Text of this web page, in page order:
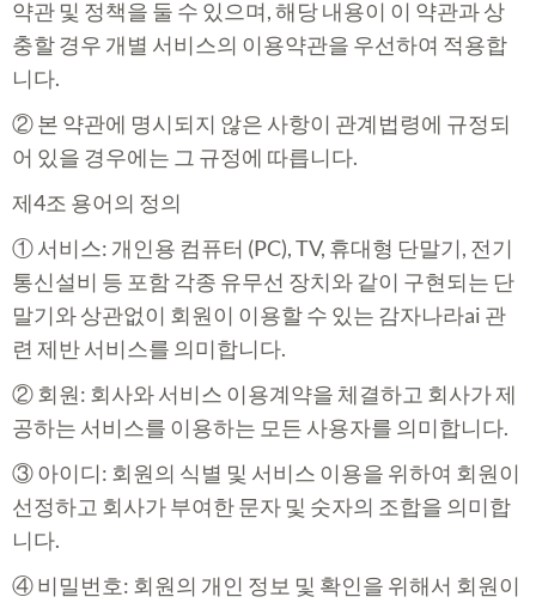
약관 및 정책을 둘 수 있으며, 해당 내용이 이 약관과 상
충할 경우 개별 서비스의 이용약관을 우선하여 적용합
니다.
② 본 약관에 명시되지 않은 사항이 관계법령에 규정되
어 있을 경우에는 그 규정에 따릅니다.
제4조 용어의 정의
① 서비스: 개인용 컴퓨터 (PC), TV, 휴대형 단말기, 전기
통신설비 등 포함 각종 유무선 장치와 같이 구현되는 단
말기와 상관없이 회원이 이용할 수 있는 감자나라ai 관
련 제반 서비스를 의미합니다.
② 회원: 회사와 서비스 이용계약을 체결하고 회사가 제
공하는 서비스를 이용하는 모든 사용자를 의미합니다.
③ 아이디: 회원의 식별 및 서비스 이용을 위하여 회원이
선정하고 회사가 부여한 문자 및 숫자의 조합을 의미합
니다.
④ 비밀번호: 회원의 개인 정보 및 확인을 위해서 회원이